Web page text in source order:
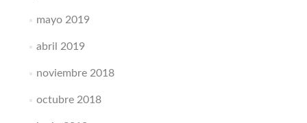
mayo 2019
abril 2019
noviembre 2018
octubre 2018